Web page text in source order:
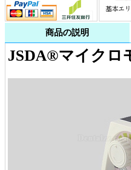
商品の説明
JSDA®マイクロ